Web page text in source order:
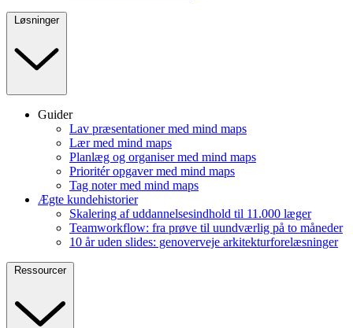
Løsninger
Guider
Lav præsentationer med mind maps
Lær med mind maps
Planlæg og organiser med mind maps
Prioritér opgaver med mind maps
Tag noter med mind maps
Ægte kundehistorier
Skalering af uddannelsesindhold til 11.000 læger
Teamworkflow: fra prøve til uundværlig på to måneder
10 år uden slides: genoverveje arkitekturforelæsninger
Ressourcer